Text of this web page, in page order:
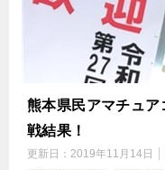
熊本県民アマチュ
戦結果！
更新日： 2019年11月14日